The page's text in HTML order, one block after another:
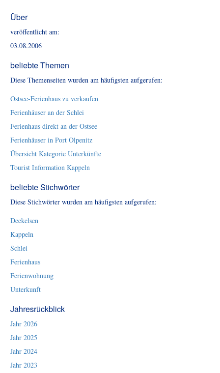
Über
veröffentlicht am:
03.08.2006
beliebte Themen
Diese Themenseiten wurden am häufigsten aufgerufen:
Ostsee-Ferienhaus zu verkaufen
Ferienhäuser an der Schlei
Ferienhaus direkt an der Ostsee
Ferienhäuser in Port Olpenitz
Übersicht Kategorie Unterkünfte
Tourist Information Kappeln
beliebte Stichwörter
Diese Stichwörter wurden am häufigsten aufgerufen:
Deekelsen
Kappeln
Schlei
Ferienhaus
Ferienwohnung
Unterkunft
Jahresrückblick
Jahr 2026
Jahr 2025
Jahr 2024
Jahr 2023